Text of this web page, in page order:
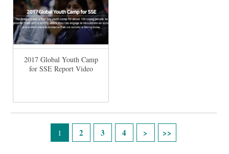
2017 Global Youth Camp
for SSE Report Video
1 2 3 4